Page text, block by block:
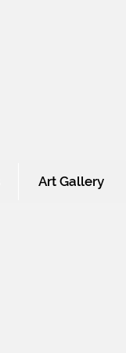
Art Gallery